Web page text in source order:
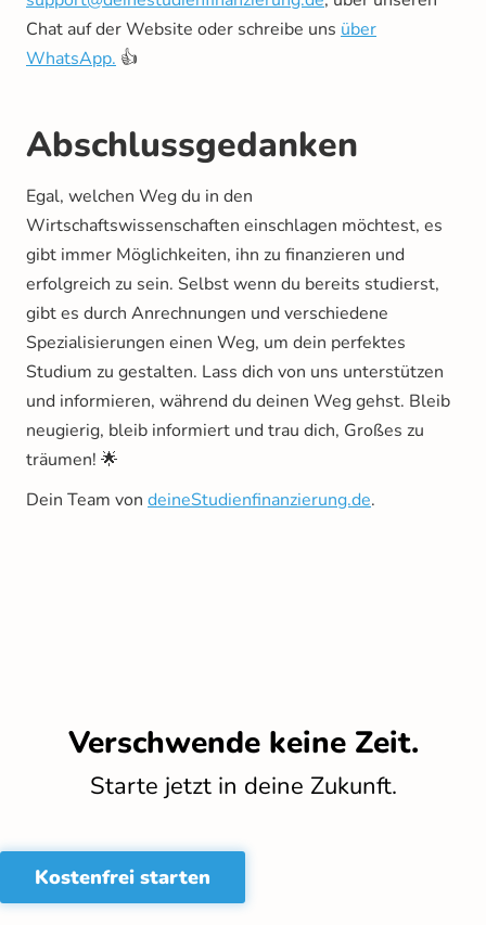
Chat auf der Website oder schreibe uns über
WhatsApp. 👍
Abschlussgedanken
Egal, welchen Weg du in den
Wirtschaftswissenschaften einschlagen möchtest, es
gibt immer Möglichkeiten, ihn zu finanzieren und
erfolgreich zu sein. Selbst wenn du bereits studierst,
gibt es durch Anrechnungen und verschiedene
Spezialisierungen einen Weg, um dein perfektes
Studium zu gestalten. Lass dich von uns unterstützen
und informieren, während du deinen Weg gehst. Bleib
neugierig, bleib informiert und trau dich, Großes zu
träumen! 🌟
Dein Team von deineStudienfinanzierung.de.
Verschwende keine Zeit.
Starte jetzt in deine Zukunft.
Kostenfrei starten